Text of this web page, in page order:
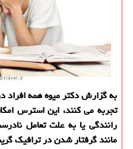
به گزارش دكتر میوه همه
تجربه می كنند، این استرس
رانندگی یا به علت تعامل
مانند گرفتار شدن در ترافیك